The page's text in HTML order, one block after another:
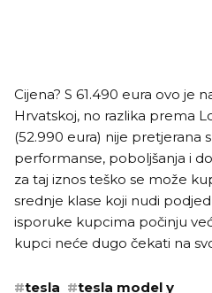
Cijena? S 61.490 eura ovo je
Hrvatskoj, no razlika prema
(52.990 eura) nije pretjerana
performanse, poboljšanja i
za taj iznos teško se može
srednje klase koji nudi
isporuke kupcima počinju
kupci neće dugo čekati na
#tesla #tesla model y